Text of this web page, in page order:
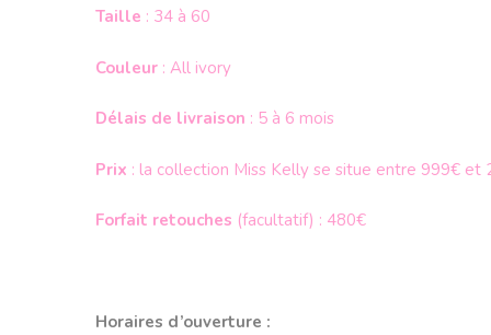
Taille : 34 à 60
Couleur : All ivory
Délais de livraison : 5 à 6 mois
Prix : la collection Miss Kelly se situe entre 999€ et
Forfait retouches (facultatif) : 480€
Horaires d’ouverture :